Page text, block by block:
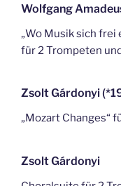
Wolfgang
„Wo Musik sich frei
für 2 Trompeten
Zsolt Gárdonyi
„Mozart Changes“
Zsolt Gárdonyi